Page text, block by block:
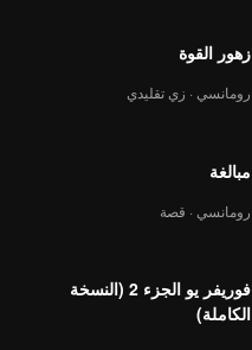
زهور القوة
رومانسي · زي تقليدي
مبالغة
رومانسي · قصة
فوريفر يو الجزء 2 (النسخة
الكاملة)